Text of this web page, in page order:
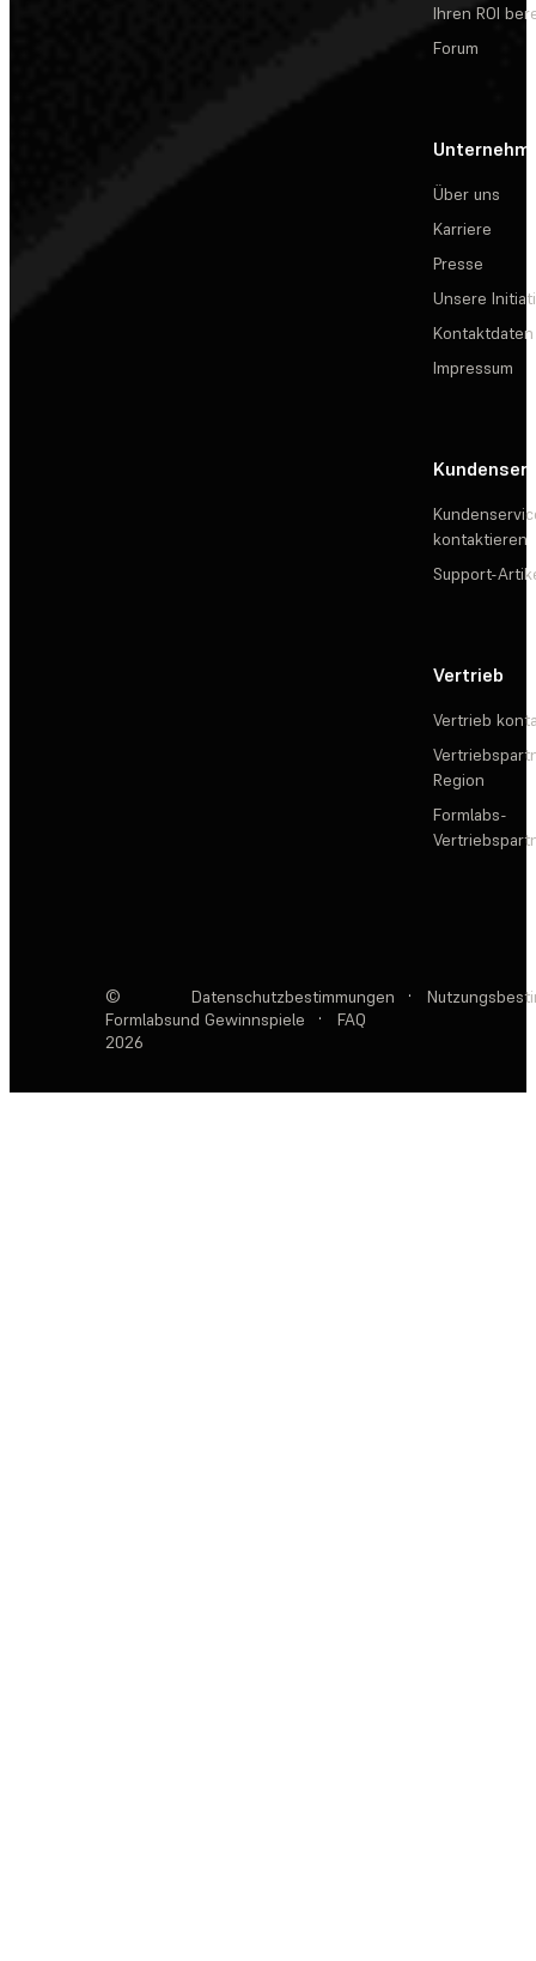
Ihren ROI
Forum
Über uns
Karriere
Presse
Unsere
Kontaktdaten
Impressum
kontaktieren
Support-
Vertrieb
Vertrieb
Region
Formlabs-
©
Formlabs
2026
Datenschutzbestimmungen ·
und Gewinnspiele
· FAQ